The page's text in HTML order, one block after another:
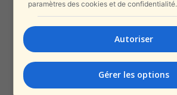
paramètres des cookies et de confidentialité.
Autoriser
Gérer les options